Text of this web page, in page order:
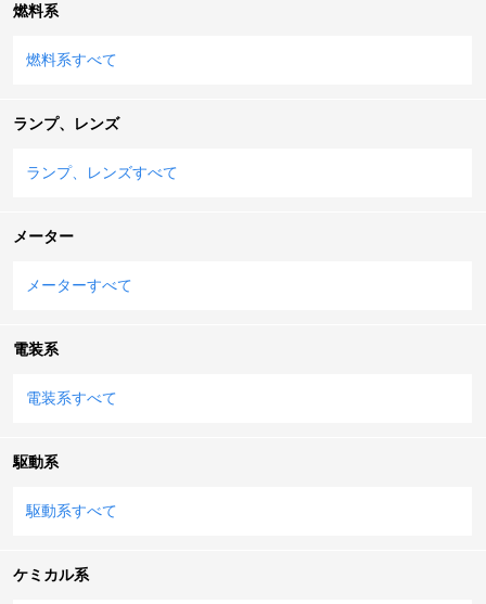
燃料系
燃料系すべて
ランプ、レンズ
ランプ、レンズすべて
メーター
メーターすべて
電装系
電装系すべて
駆動系
駆動系すべて
ケミカル系